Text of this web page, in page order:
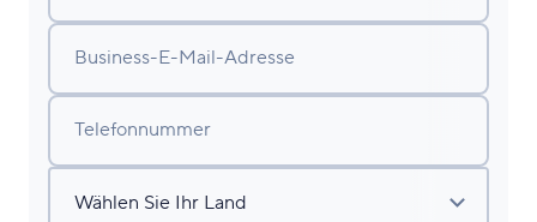
Business-E-Mail-Adresse
Telefonnummer